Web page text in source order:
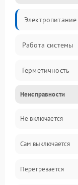
Электропитание
Работа системы
Герметичность
Механика
Неисправности
Не включается
Сам выключается
Перегревается